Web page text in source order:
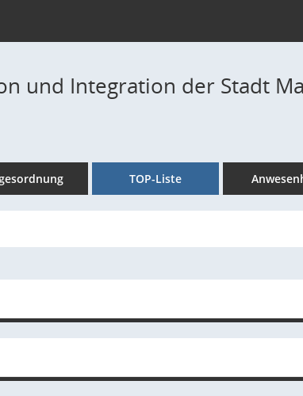
und Integration der Stadt
TOP-Liste